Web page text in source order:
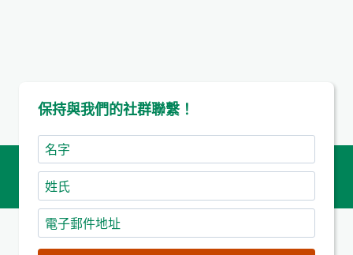
保持與我們的社群聯繫！
名
字
姓
氏
電
子